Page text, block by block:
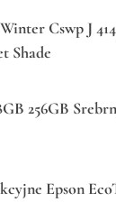
Cswp J
Shade
256GB
Epson